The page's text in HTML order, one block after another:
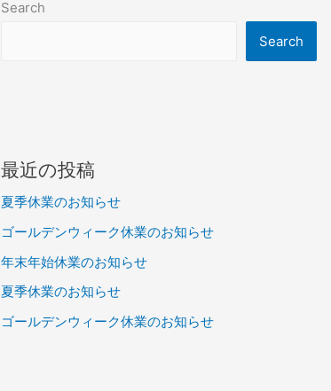
Search
Search
最近の投稿
夏季休業のお知らせ
ゴールデンウィーク休業のお知らせ
年末年始休業のお知らせ
夏季休業のお知らせ
ゴールデンウィーク休業のお知らせ